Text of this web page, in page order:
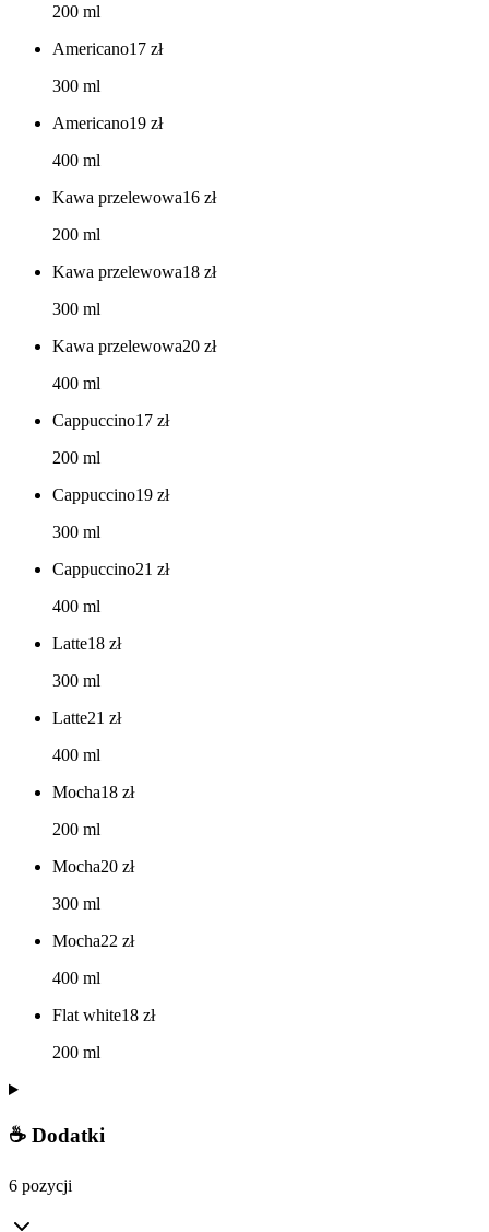
200 ml
Americano17 zł
300 ml
Americano19 zł
400 ml
Kawa przelewowa16 zł
200 ml
Kawa przelewowa18 zł
300 ml
Kawa przelewowa20 zł
400 ml
Cappuccino17 zł
200 ml
Cappuccino19 zł
300 ml
Cappuccino21 zł
400 ml
Latte18 zł
300 ml
Latte21 zł
400 ml
Mocha18 zł
200 ml
Mocha20 zł
300 ml
Mocha22 zł
400 ml
Flat white18 zł
200 ml
☕ Dodatki
6 pozycji